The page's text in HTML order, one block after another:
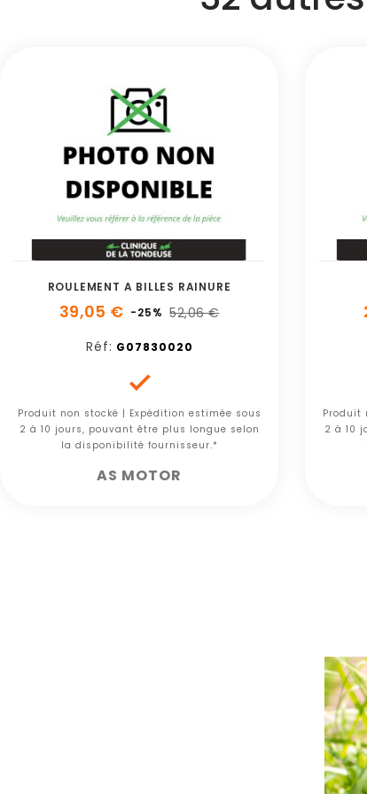
ROULEMENT A BILLES RAINURE
39,05 € -25% 52,06 €
Réf: G07830020

Produit non stocké | Expédition estimée sous
2 à 10 jours, pouvant être plus longue selon
la disponibilité fournisseur.*
AS MOTOR
Produit
2 à 10